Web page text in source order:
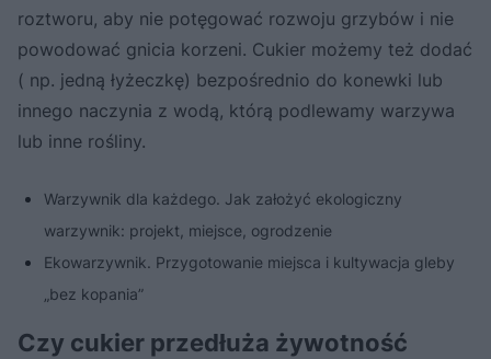
roztworu, aby nie potęgować rozwoju grzybów i nie
powodować gnicia korzeni. Cukier możemy też dodać
( np. jedną łyżeczkę) bezpośrednio do konewki lub
innego naczynia z wodą, którą podlewamy warzywa
lub inne rośliny.
Warzywnik dla każdego. Jak założyć ekologiczny
warzywnik: projekt, miejsce, ogrodzenie
Ekowarzywnik. Przygotowanie miejsca i kultywacja gleby
„bez kopania”
Czy cukier przedłuża żywotność